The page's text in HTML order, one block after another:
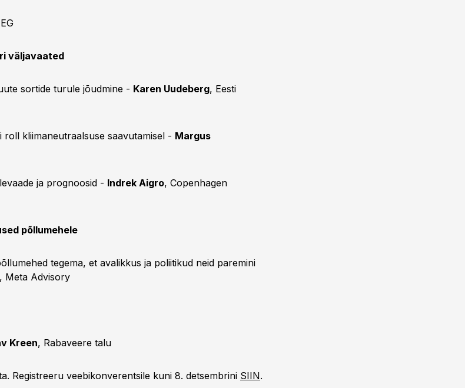
väljavaated
sortide turule jõudmine - Karen Uudeberg, Eesti
roll kliimaneutraalsuse saavutamisel - Margus
ja prognoosid - Indrek Aigro, Copenhagen
põllumehele
tegema, et avalikkus ja poliitikud neid paremini
, Meta Advisory
Kreen, Rabaveere talu
Registreeru veebikonverentsile kuni 8. detsembrini SIIN.